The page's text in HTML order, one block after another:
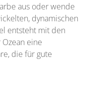
aus oder wende
dynamischen
entsteht mit den
eine
die für gute